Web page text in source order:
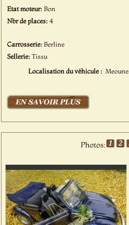
Etat moteur:Bon
Nbr de places:4
Carrosserie:Berline
Sellerie:Tissu
Localisation du véhicule :
Photos: